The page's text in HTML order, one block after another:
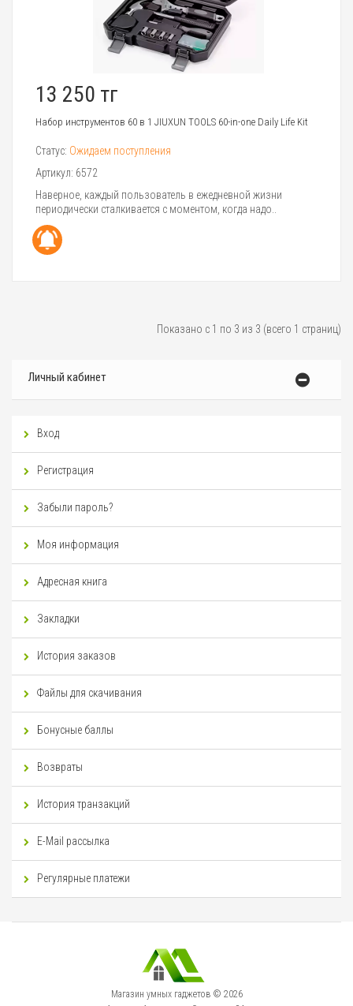
13 250 тг
Набор инструментов 60 в 1 JIUXUN TOOLS 60-in-one Daily Life Kit
Статус: Ожидаем поступления
Артикул: 6572
Наверное, каждый пользователь в ежедневной жизни
периодически сталкивается с моментом, когда надо..
Показано с 1 по 3 из 3 (всего 1 страниц)
Личный кабинет
Вход
Регистрация
Забыли пароль?
Моя информация
Адресная книга
Закладки
История заказов
Файлы для скачивания
Бонусные баллы
Возвраты
История транзакций
E-Mail рассылка
Регулярные платежи
Магазин умных гаджетов © 2026